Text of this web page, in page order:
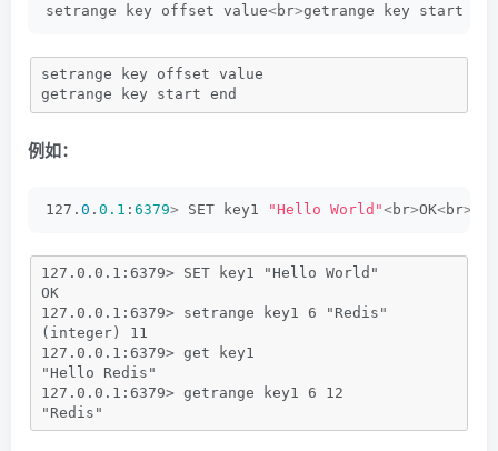
setrange key offset value<br>getrange key start end
setrange key offset value
getrange key start end
例如：
127. 0 . 0.1 : 6379> SET key1 "Hello World"<br>OK<br>
127.0.0.1:6379> SET key1 "Hello World"
OK
127.0.0.1:6379> setrange key1 6 "Redis"
(integer) 11
127.0.0.1:6379> get key1
"Hello Redis"
127.0.0.1:6379> getrange key1 6 12
"Redis"